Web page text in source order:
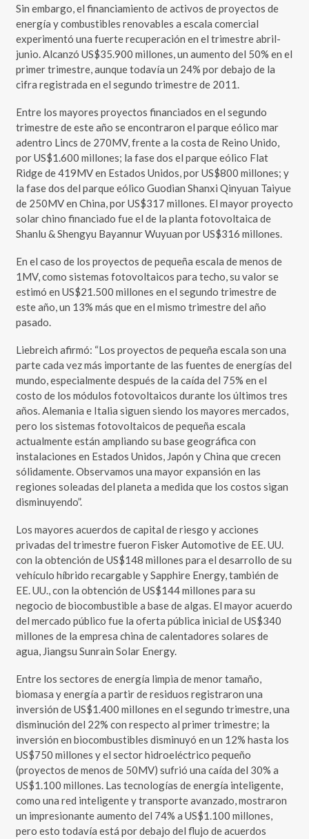
Sin embargo, el financiamiento de activos de proyectos de
energía y combustibles renovables a escala comercial
experimentó una fuerte recuperación en el trimestre abril-
junio. Alcanzó US$35.900 millones, un aumento del 50% en el
primer trimestre, aunque todavía un 24% por debajo de la
cifra registrada en el segundo trimestre de 2011.
Entre los mayores proyectos financiados en el segundo
trimestre de este año se encontraron el parque eólico mar
adentro Lincs de 270MV, frente a la costa de Reino Unido,
por US$1.600 millones; la fase dos el parque eólico Flat
Ridge de 419MV en Estados Unidos, por US$800 millones; y
la fase dos del parque eólico Guodian Shanxi Qinyuan Taiyue
de 250MV en China, por US$317 millones. El mayor proyecto
solar chino financiado fue el de la planta fotovoltaica de
Shanlu & Shengyu Bayannur Wuyuan por US$316 millones.
En el caso de los proyectos de pequeña escala de menos de
1MV, como sistemas fotovoltaicos para techo, su valor se
estimó en US$21.500 millones en el segundo trimestre de
este año, un 13% más que en el mismo trimestre del año
pasado.
Liebreich afirmó: “Los proyectos de pequeña escala son una
parte cada vez más importante de las fuentes de energías del
mundo, especialmente después de la caída del 75% en el
costo de los módulos fotovoltaicos durante los últimos tres
años. Alemania e Italia siguen siendo los mayores mercados,
pero los sistemas fotovoltaicos de pequeña escala
actualmente están ampliando su base geográfica con
instalaciones en Estados Unidos, Japón y China que crecen
sólidamente. Observamos una mayor expansión en las
regiones soleadas del planeta a medida que los costos sigan
disminuyendo”.
Los mayores acuerdos de capital de riesgo y acciones
privadas del trimestre fueron Fisker Automotive de EE. UU.
con la obtención de US$148 millones para el desarrollo de su
vehículo híbrido recargable y Sapphire Energy, también de
EE. UU., con la obtención de US$144 millones para su
negocio de biocombustible a base de algas. El mayor acuerdo
del mercado público fue la oferta pública inicial de US$340
millones de la empresa china de calentadores solares de
agua, Jiangsu Sunrain Solar Energy.
Entre los sectores de energía limpia de menor tamaño,
biomasa y energía a partir de residuos registraron una
inversión de US$1.400 millones en el segundo trimestre, una
disminución del 22% con respecto al primer trimestre; la
inversión en biocombustibles disminuyó en un 12% hasta los
US$750 millones y el sector hidroeléctrico pequeño
(proyectos de menos de 50MV) sufrió una caída del 30% a
US$1.100 millones. Las tecnologías de energía inteligente,
como una red inteligente y transporte avanzado, mostraron
un impresionante aumento del 74% a US$1.100 millones,
pero esto todavía está por debajo del flujo de acuerdos